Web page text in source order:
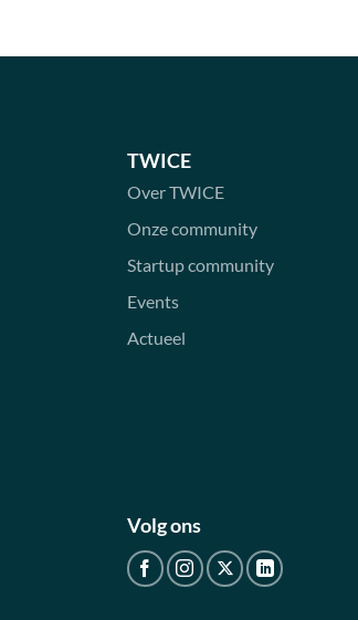
TWICE
Over TWICE
Onze community
Startup community
Events
Actueel
Volg ons